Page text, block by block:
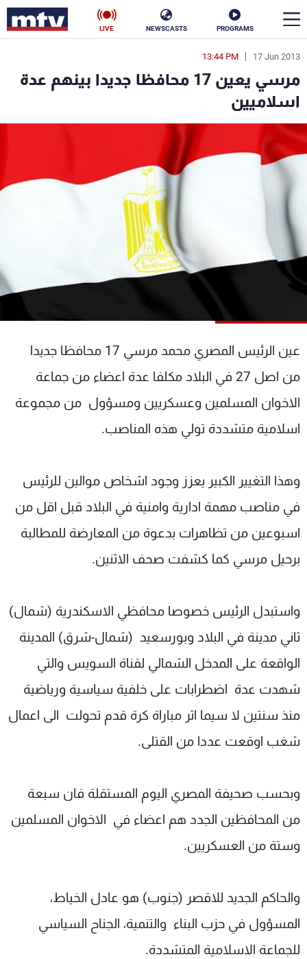
PROGRAMS
NEWSCASTS
LIVE
17 Jun 2013
13:44 PM
مرسي يعين 17 محافظا جديدا بينهم عدة
اسلاميين
عين الرئيس المصري محمد مرسي 17 محافظا جديدا
من اصل 27 في البلاد مكلفا عدة اعضاء من جماعة
الاخوان المسلمين وعسكريين ومسؤول من مجموعة
اسلامية متشددة تولي هذه المناصب.
وهذا التغيير الكبير يعزز وجود اشخاص موالين للرئيس
في مناصب مهمة ادارية وامنية في البلاد قبل اقل من
اسبوعين من تظاهرات بدعوة من المعارضة للمطالبة
برحيل مرسي كما كشفت صحف الاثنين.
واستبدل الرئيس خصوصا محافظي الاسكندرية (شمال)
ثاني مدينة في البلاد وبورسعيد (شمال-شرق) المدينة
الواقعة على المدخل الشمالي لقناة السويس والتي
شهدت عدة اضطرابات على خلفية سياسية ورياضية
منذ سنتين لا سيما اثر مباراة كرة قدم تحولت الى اعمال
شغب اوقعت عددا من القتلى.
وبحسب صحيفة المصري اليوم المستقلة فان سبعة
من المحافظين الجدد هم اعضاء في الاخوان المسلمين
وستة من العسكريين.
والحاكم الجديد للاقصر (جنوب) هو عادل الخياط،
المسؤول في حزب البناء والتنمية، الجناح السياسي
للجماعة الاسلامية المتشددة.
en
الأخبار
سياسة ناس
إقتصاد
منوعات رياضة
كأس العالم
شاهد البرامج
عن MTV
الإنـتـاج
لاعلاناتكم
تواصل معنا
شروط الإسـتخدام
سياسة الخصوصية